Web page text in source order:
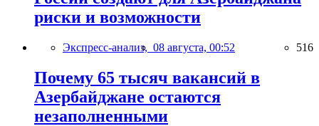
риски и возможности
Экспресс-анализ, 08 августа, 00:52 516
Почему 65 тысяч вакансий в
Азербайджане остаются
незаполненными